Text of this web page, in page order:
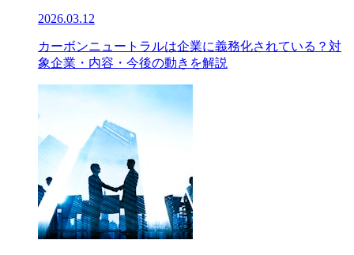
2026.03.12
カーボンニュートラルは企業に義務化されている？対
象企業・内容・今後の動きを解説